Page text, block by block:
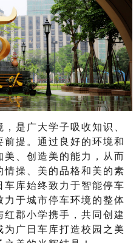
是广大学子吸收知识、
提。通过良好的环境和
美、创造美的能力，从而
操、美的品格和美的素
车库始终致力于智能停车
于城市停车环境的整体
郡小学携手，共同创建
广日车库打造校园之美